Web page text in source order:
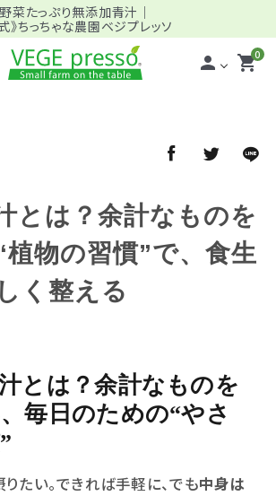
野菜たっぷり無添加青汁｜
》ちっちゃな農園ベジプレッソ
person 0
shopping_cart
person 新規会員登録
) ファミリー向け
(定期) プロ仕様
)のおためしセット
単回)
とは？余計なものを
植物の習慣”で、食生
く整える
とは？余計なものを
毎日のための“やさ
たい。できれば手軽に、でも中身は